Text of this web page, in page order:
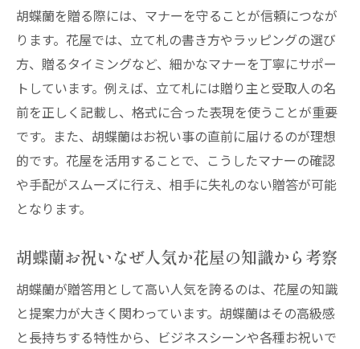
胡蝶蘭を贈る際には、マナーを守ることが信頼につなが
ります。花屋では、立て札の書き方やラッピングの選び
方、贈るタイミングなど、細かなマナーを丁寧にサポー
トしています。例えば、立て札には贈り主と受取人の名
前を正しく記載し、格式に合った表現を使うことが重要
です。また、胡蝶蘭はお祝い事の直前に届けるのが理想
的です。花屋を活用することで、こうしたマナーの確認
や手配がスムーズに行え、相手に失礼のない贈答が可能
となります。
胡蝶蘭お祝いなぜ人気か花屋の知識から考察
胡蝶蘭が贈答用として高い人気を誇るのは、花屋の知識
と提案力が大きく関わっています。胡蝶蘭はその高級感
と長持ちする特性から、ビジネスシーンや各種お祝いで